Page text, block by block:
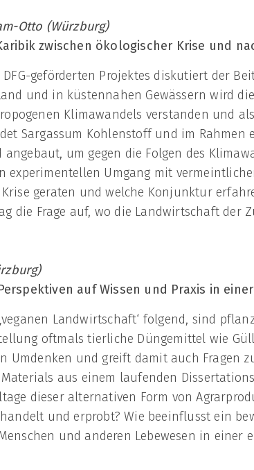
Otto (Würzburg)
zwischen ökologischer Krise und
geförderten Projektes diskutiert der
und in küstennahen Gewässern wird
Klimawandels verstanden und
Sargassum Kohlenstoff und im Rahmen
angebaut, um gegen die Folgen des
experimentellen Umgang mit
geraten und welche Konjunktur
die Frage auf, wo die Landwirtschaft der
auf Wissen und Praxis in einer
Landwirtschaft‘ folgend, sind
oftmals tierliche Düngemittel wie
Umdenken und greift damit auch Fragen
aus einem laufenden
dieser alternativen Form von
und erprobt? Wie beeinflusst ein
und anderen Lebewesen in einer